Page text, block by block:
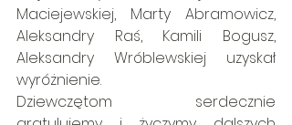
Maciejewskiej, Marty Abramowicz,
Aleksandry Raś, Kamili Bogusz,
Aleksandry Wróblewskiej uzyskał
wyróżnienie.
Dziewczętom serdecznie